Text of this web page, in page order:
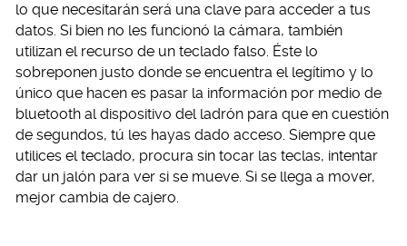
lo que necesitarán será una clave para acceder a tus
datos. Si bien no les funcionó la cámara, también
utilizan el recurso de un teclado falso. Éste lo
sobreponen justo donde se encuentra el legítimo y lo
único que hacen es pasar la información por medio de
bluetooth al dispositivo del ladrón para que en cuestión
de segundos, tú les hayas dado acceso. Siempre que
utilices el teclado, procura sin tocar las teclas, intentar
dar un jalón para ver si se mueve. Si se llega a mover,
mejor cambia de cajero.